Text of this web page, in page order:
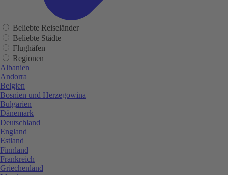
Beliebte Reiseländer
Beliebte Städte
Flughäfen
Regionen
Albanien
Andorra
Belgien
Bosnien und Herzegowina
Bulgarien
Dänemark
Deutschland
England
Estland
Finnland
Frankreich
Griechenland